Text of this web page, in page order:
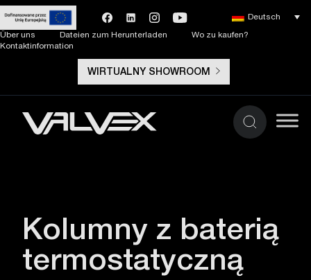
Über uns Dateien zum Herunterladen
Wo zu kaufen?
Kontaktinformation
WIRTUALNY SHOWROOM
Deutsch
Kolumny z baterią
termostatyczną